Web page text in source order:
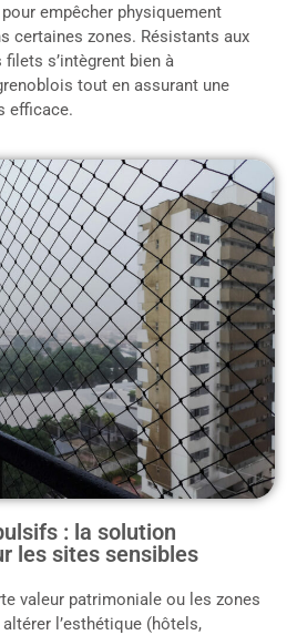
empêcher physiquement
certaines zones. Résistants aux
s’intègrent bien à
tout en assurant une
efficace.
: la solution
les sites sensibles
valeur patrimoniale ou les zones
l’esthétique (hôtels,